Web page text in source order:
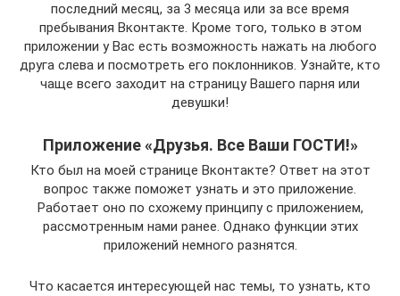
последний месяц, за 3 месяца или за все время
пребывания Вконтакте. Кроме того, только в этом
приложении у Вас есть возможность нажать на любого
друга слева и посмотреть его поклонников. Узнайте, кто
чаще всего заходит на страницу Вашего парня или
девушки!
Приложение «Друзья. Все Ваши ГОСТИ!»
Кто был на моей странице Вконтакте? Ответ на этот
вопрос также поможет узнать и это приложение.
Работает оно по схожему принципу с приложением,
рассмотренным нами ранее. Однако функции этих
приложений немного разнятся.
Что касается интересующей нас темы, то узнать, кто